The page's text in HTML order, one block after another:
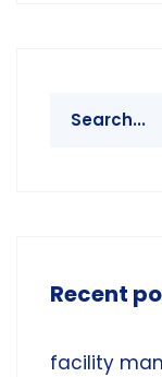
Recent
facility